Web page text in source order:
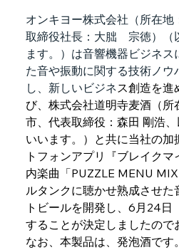
オンキヨー株式会社（所在地
取締役社長：大朏　宗徳）（
ます。）は音響機器ビジネス
た音や振動に関する技術ノウ
し、新しいビジネス創造を進
び、株式会社道明寺麦酒（所
市、代表取締役：森田 剛浩
いいます。）と共に当社の加
トフォンアプリ『ブレイク
内楽曲「PUZZLE MENU
ルタンクに聴かせ熟成させた
トビールを開発し、6月24日
することが決定しましたので
なお、本製品は、発泡酒です。